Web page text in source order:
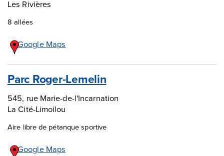
Les Rivières
8 allées
Google Maps
Parc Roger-Lemelin
545, rue Marie-de-l'Incarnation
La Cité-Limoilou
Aire libre de pétanque sportive
Google Maps